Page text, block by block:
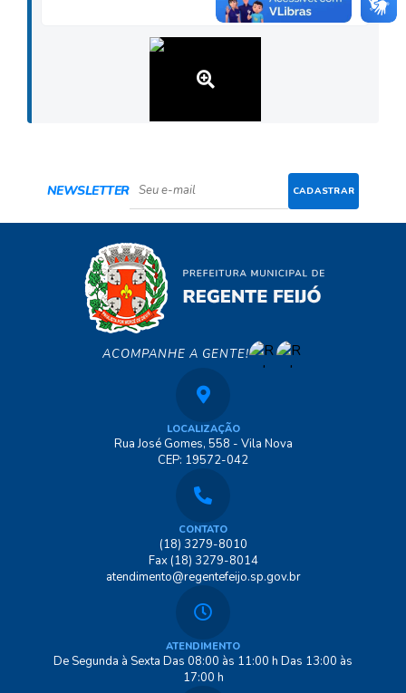
NEWSLETTER CADASTRAR
ACOMPANHE A GENTE!
LOCALIZAÇÃO
Rua José Gomes, 558 - Vila Nova
CEP: 19572-042
CONTATO
(18) 3279-8010
Fax (18) 3279-8014
atendimento@regentefeijo.sp.gov.br
ATENDIMENTO
De Segunda à Sexta Das 08:00 às 11:00 h Das 13:00 às
17:00 h